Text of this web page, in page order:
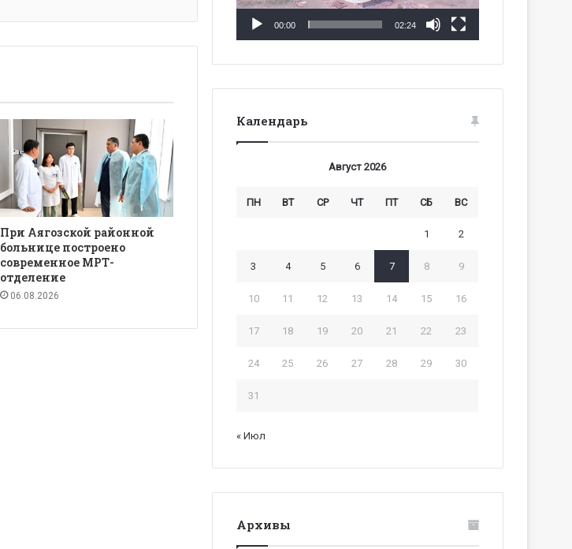
При Аягозской районной
больнице построено
современное МРТ-
отделение
06.08.2026
00:00 02:24
Календарь
Август 2026
ПН ВТ СР ЧТ ПТ СБ ВС
1 2
3 4 5 6 7 8 9
10 11 12 13 14 15 16
17 18 19 20 21 22 23
24 25 26 27 28 29 30
31
« Июл
Архивы